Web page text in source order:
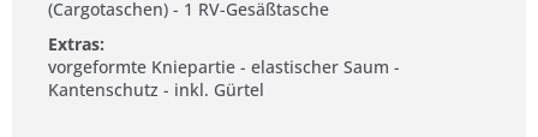
(Cargotaschen) - 1 RV-Gesäßtasche
Extras:
vorgeformte Kniepartie - elastischer Saum -
Kantenschutz - inkl. Gürtel